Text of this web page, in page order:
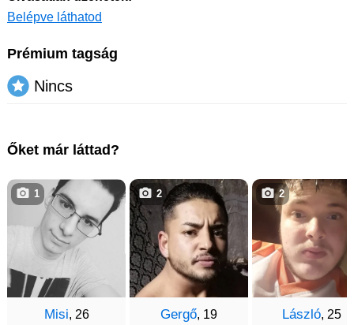
Belépve láthatod
Prémium tagság
Nincs
Őket már láttad?
Misi, 26
1
Gergő, 19
2
László, 25
2